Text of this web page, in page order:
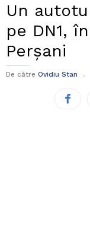
Un
pe DN1,
Perșani
De către Ovidiu Stan